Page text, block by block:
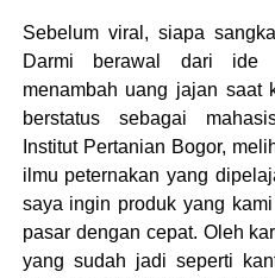
Sebelum viral, siapa
Darmi berawal dari ide
menambah uang jajan saat
berstatus sebagai
Institut Pertanian Bogor,
ilmu peternakan yang
saya ingin produk yang
pasar dengan cepat. Oleh
yang sudah jadi seperti